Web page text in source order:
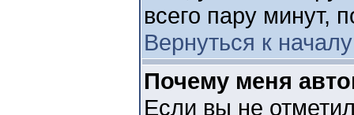
всего пару минут,
Вернуться к началу
Почему меня
Если вы не